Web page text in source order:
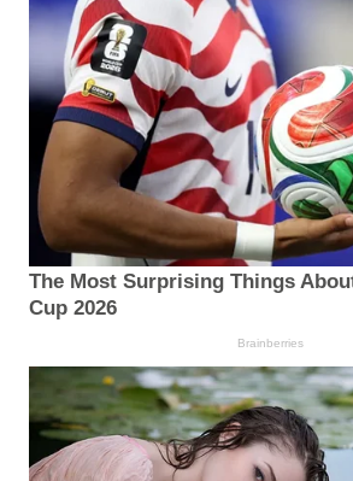
The Most Surprising Things
Cup 2026
Brainberries